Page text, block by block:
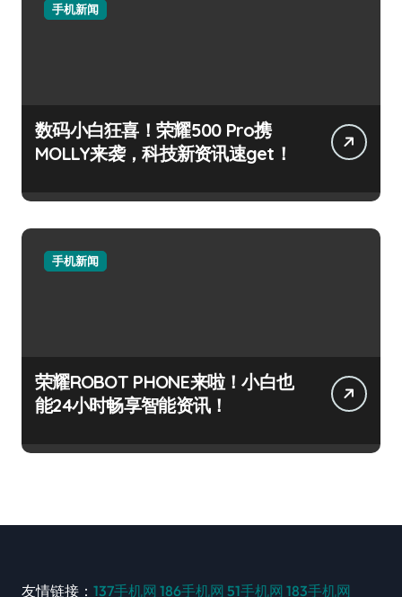
手机新闻
数码小白狂喜！荣耀500 Pro携
MOLLY来袭，科技新资讯速get！
手机新闻
荣耀ROBOT PHONE来啦！小白也
能24小时畅享智能资讯！
友情链接： 137手机网 186手机网 51手机网 183手机网